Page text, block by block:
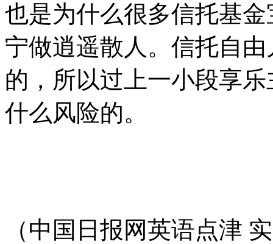
也是为什么很多信托基
宁做逍遥散人。信托自
的，所以过上一小段享
什么风险的。
（中国日报网英语点津